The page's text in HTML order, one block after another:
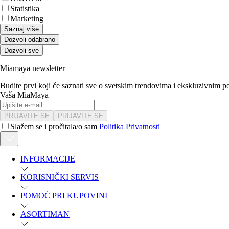
Statistika
Marketing
Saznaj više
Dozvoli odabrano
Dozvoli sve
Miamaya newsletter
Budite prvi koji će saznati sve o svetskim trendovima i ekskluzivnim
Vaša MiaMaya
PRIJAVITE SE PRIJAVITE SE
Slažem se i pročitala/o sam Politika Privatnosti
INFORMACIJE
KORISNIČKI SERVIS
POMOĆ PRI KUPOVINI
ASORTIMAN